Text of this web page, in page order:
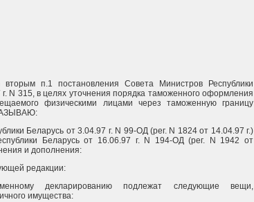
вторым п.1 постановления Совета Министров Республики
N 315, в целях уточнения порядка таможенного оформления
физическими лицами через таможенную границу
Беларусь от 3.04.97 г. N 99-ОД (рег. N 1824 от 14.04.97 г.)
Беларусь от 16.06.97 г. N 194-ОД (рег. N 1942 от
и дополнения:
редакции:
декларированию подлежат следующие вещи,
имущества: